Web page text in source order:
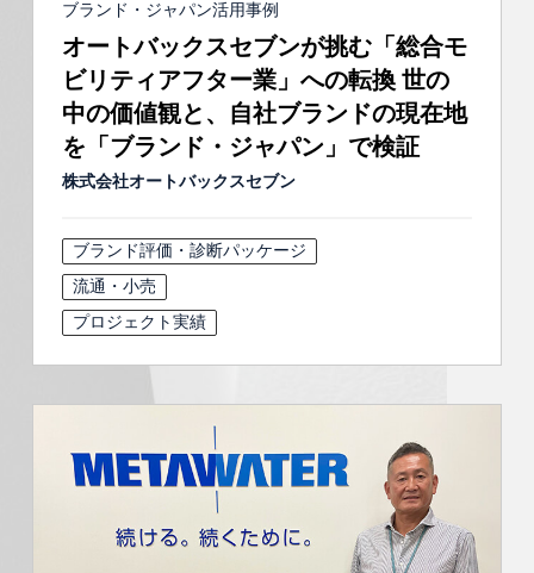
ブランド・ジャパン活用事例
オートバックスセブンが挑む「総合モ
ビリティアフター業」への転換 世の
中の価値観と、自社ブランドの現在地
を「ブランド・ジャパン」で検証
株式会社オートバックスセブン
ブランド評価・診断パッケージ
流通・小売
プロジェクト実績